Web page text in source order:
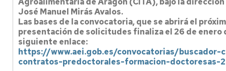
José Manuel Mirás Avalos.
Las bases de la convocatoria, que se abrirá el
presentación de solicitudes finaliza el 26 de enero
siguiente enlace:
https://www.aei.gob.es/convocatorias/buscador-
contratos-predoctorales-formacion-doctoresas-